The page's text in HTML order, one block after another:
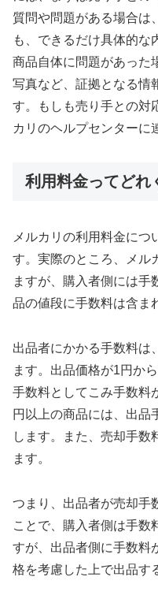
質問や問題がある場合は
も、できるだけ具体的な
商品自体に問題があった
写真など、証拠となる情
す。もしも売り手との対
カリのヘルプセンターに
利用料金ってどれ
メルカリの利用料金につ
す。実際のところ、メル
ますが、購入者側には手
品の値段に手数料は含ま
出品者にかかる手数料は
ます。出品価格が1円か
手数料としてこみ手数料
円以上の商品には、出品
します。また、売却手数
ます。
つまり、出品者が売却手
ことで、購入者側は手数
すが、出品者側に手数料
格を考慮した上で出品す